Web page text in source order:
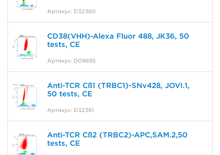
Артикул: D32360
CD38(VHH)-Alexa Fluor 488, JK36, 50
tests, CE
Артикул: D09695
Anti-TCR Cß1 (TRBC1)-SNv428, JOVI.1,
50 tests, CE
Артикул: D32361
Anti-TCR Cß2 (TRBC2)-APC,SAM.2,50
tests, CE